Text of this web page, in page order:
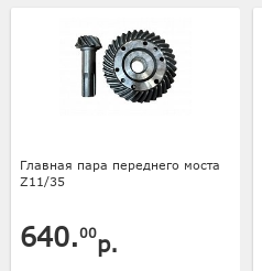
Главная пара переднего моста
Z11/35
640.00р.